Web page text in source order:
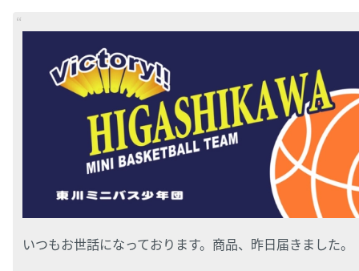
いつもお世話になっております。商品、昨日届きました。